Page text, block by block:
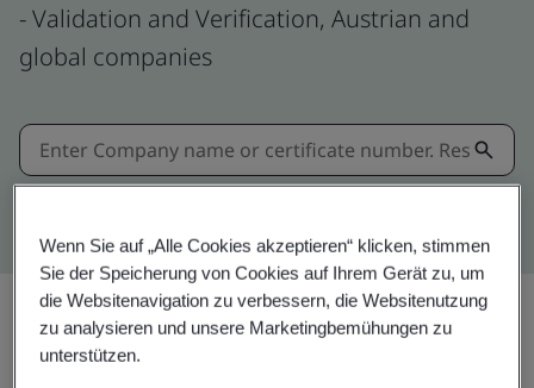
- Validation and Verification, Austrian and
global companies
Wenn Sie auf „Alle Cookies akzeptieren“ klicken, stimmen
Sie der Speicherung von Cookies auf Ihrem Gerät zu, um
die Websitenavigation zu verbessern, die Websitenutzung
zu analysieren und unsere Marketingbemühungen zu
unterstützen.